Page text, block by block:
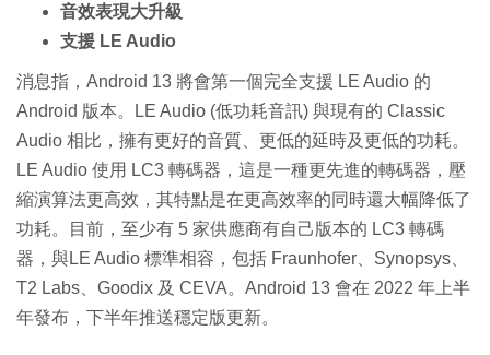
音效表現大升級
支援 LE Audio
消息指，Android 13 將會第一個完全支援 LE Audio 的
Android 版本。LE Audio (低功耗音訊) 與現有的 Classic
Audio 相比，擁有更好的音質、更低的延時及更低的功耗。
LE Audio 使用 LC3 轉碼器，這是一種更先進的轉碼器，壓
縮演算法更高效，其特點是在更高效率的同時還大幅降低了
功耗。目前，至少有 5 家供應商有自己版本的 LC3 轉碼
器，與LE Audio 標準相容，包括 Fraunhofer、Synopsys、
T2 Labs、Goodix 及 CEVA。Android 13 會在 2022 年上半
年發布，下半年推送穩定版更新。